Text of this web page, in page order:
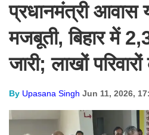
प्रधानमंत्री आवास
मजबूती, बिहार में
जारी; लाखों
By Upasana Singh Jun 11, 2026,